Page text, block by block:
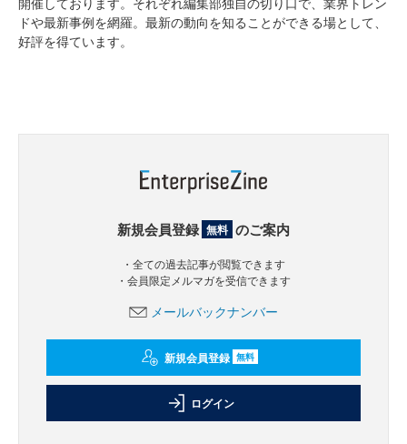
ドや最新事例を網羅。最新の動向を知ることができる場として、
好評を得ています。
新規会員登録 無料 のご案内
・全ての過去記事が閲覧できます
・会員限定メルマガを受信できます
メールバックナンバー
新規会員登録 無料
ログイン